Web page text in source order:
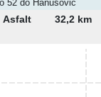
52 do Hanušovic
Asfalt 32,2 km